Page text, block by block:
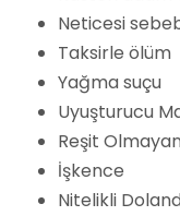
Neticesi
Taksirle ölüm
Yağma suçu
Uyuşturucu
Reşit
İşkence
Nitelikli